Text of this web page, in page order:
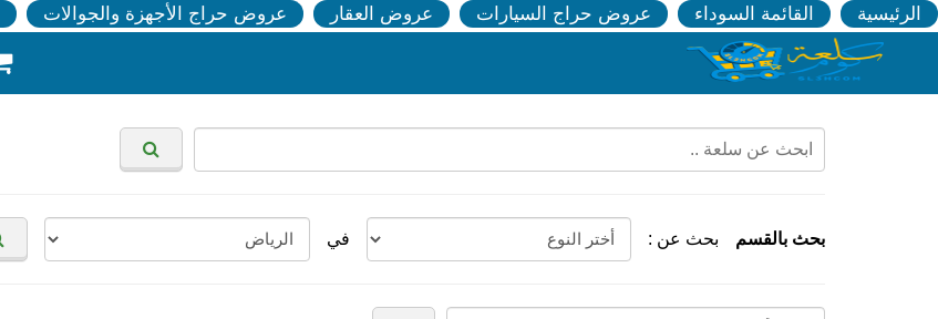
الرئيسية القائمة السوداء عروض حراج السيارات عروض العقار عروض حراج الأجهزة والجوالات
بحث بالقسم بحث عن : في